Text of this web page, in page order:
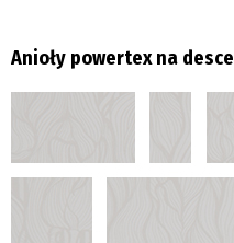
Anioły powertex na desce